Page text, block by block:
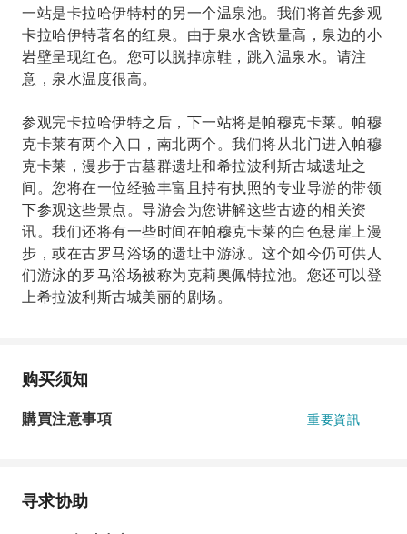
一站是卡拉哈伊特村的另一个温泉池。我们将首先参观
卡拉哈伊特著名的红泉。由于泉水含铁量高，泉边的小
岩壁呈现红色。您可以脱掉凉鞋，跳入温泉水。请注
意，泉水温度很高。
参观完卡拉哈伊特之后，下一站将是帕穆克卡莱。帕穆
克卡莱有两个入口，南北两个。我们将从北门进入帕穆
克卡莱，漫步于古墓群遗址和希拉波利斯古城遗址之
间。您将在一位经验丰富且持有执照的专业导游的带领
下参观这些景点。导游会为您讲解这些古迹的相关资
讯。我们还将有一些时间在帕穆克卡莱的白色悬崖上漫
步，或在古罗马浴场的遗址中游泳。这个如今仍可供人
们游泳的罗马浴场被称为克莉奥佩特拉池。您还可以登
上希拉波利斯古城美丽的剧场。
购买须知
購買注意事項 重要資訊
寻求协助